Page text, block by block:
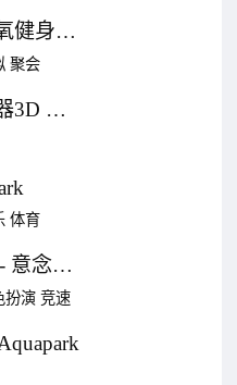
健身操
——少
聚会
3D —
游戏
体育
意念版
扮演 竞速